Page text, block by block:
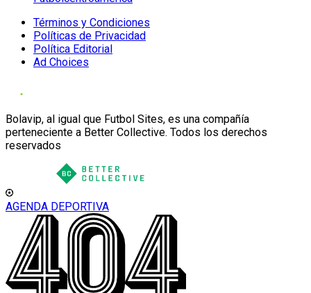
Términos y Condiciones
Políticas de Privacidad
Política Editorial
Ad Choices
Bolavip, al igual que Futbol Sites, es una compañía
perteneciente a Better Collective. Todos los derechos
reservados
AGENDA DEPORTIVA